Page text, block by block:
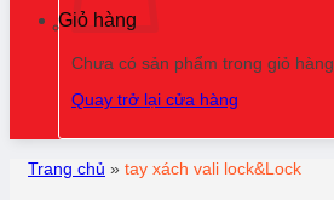
Giỏ hàng
Chưa có sản phẩm trong giỏ hàng.
Quay trở lại cửa hàng
Trang chủ » tay xách vali lock&Lock